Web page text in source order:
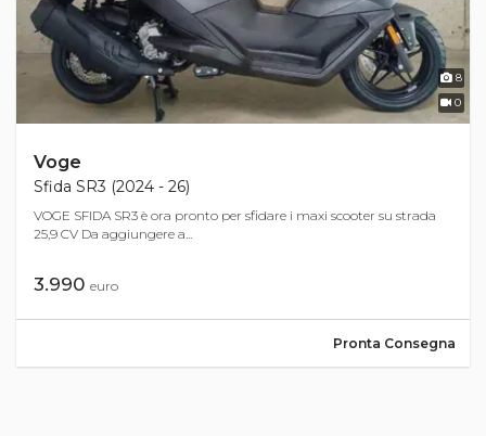
8
0
Voge
Sfida SR3 (2024 - 26)
VOGE SFIDA SR3 è ora pronto per sfidare i maxi scooter su strada
25,9 CV Da aggiungere a...
3.990 euro
Pronta Consegna